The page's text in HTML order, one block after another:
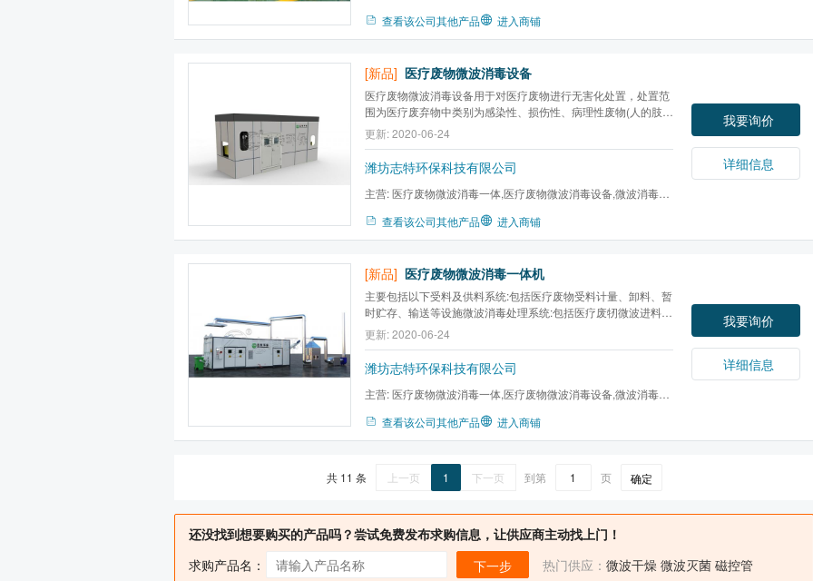
查看该公司其他产品 进入商铺
[新品] 医疗废物微波消毒设备
医疗废物微波消毒设备用于对医疗废物进行无害化处置，处置范
围为医疗废弃物中类别为感染性、损伤性、病理性废物(人的肢
体、器官除外)，也可在发生疫情时处理病死家禽。
更新: 2020-06-24
潍坊志特环保科技有限公司
主营:医疗废物微波消毒一体,医疗废物微波消毒设备,微波消毒处
查看该公司其他产品 进入商铺
我要询价
详细信息
[新品] 医疗废物微波消毒一体机
主要包括以下受料及供料系统:包括医疗废物受料计量、卸料、暂
时贮存、输送等设施微波消毒处理系统:包括医疗废牣微波进料单
元、破碎单元、微波消毒处理单元、岀袆单元、自动化控制单
元、废气处理单元和废水处理单元等配套工程主要包括:总图运
输、厂外路、供配电、给排水、消防、通讯、热力、暖通量、...
更新: 2020-06-24
潍坊志特环保科技有限公司
主营:医疗废物微波消毒一体,医疗废物微波消毒设备,微波消毒处
查看该公司其他产品 进入商铺
我要询价
详细信息
共 11 条 上一页 1 下一页 到第 页 确定
还没找到想要购买的产品吗？尝试免费发布求购信息，让供应商主动找上门！
求购产品名：
下一步 热门供应： 微波干燥 微波灭菌 磁控管